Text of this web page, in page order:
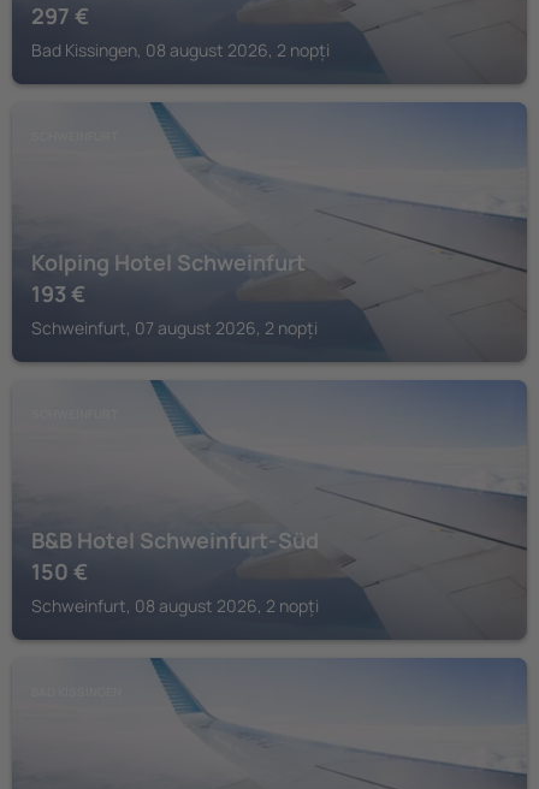
297 €
Bad Kissingen, 08 august 2026, 2 nopți
Kolping Hotel Schweinfurt
193 €
Schweinfurt, 07 august 2026, 2 nopți
B&B Hotel Schweinfurt-Süd
150 €
Schweinfurt, 08 august 2026, 2 nopți